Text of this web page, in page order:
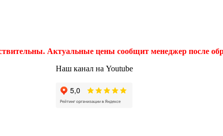
Актуальные цены сообщит менеджер после
Наш канал на Youtube